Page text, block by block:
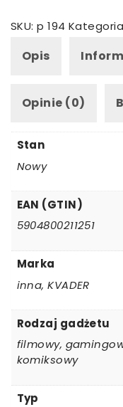
WLEPY
PIŁKA
SKU:p 194
Opis
Opinie (0)
Stan
Nowy
EAN (GTIN)
5904800211251
Marka
inna, KVADER
Rodzaj gadżetu
filmowy,
komiksowy
Typ